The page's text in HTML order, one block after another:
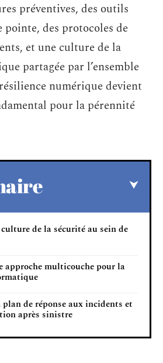
préventives, des outils
pointe, des protocoles de
et une culture de la
partagée par l’ensemble
numérique devient
pour la pérennité
de la sécurité au sein de
approche multicouche pour la
de réponse aux incidents et
après sinistre